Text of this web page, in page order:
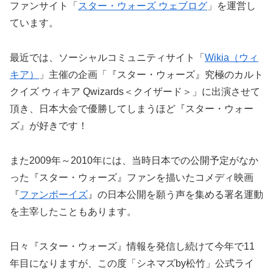
ファンサイト「 スター・ウォーズ ウェブログ 」を運営し
ています。
最近では、ソーシャルコミュニティサイト「 Wikia（ウィ
キア）
」主催の企画「『スター・ウォーズ』究極のカルト
クイズ ウィキア Qwizards＜クイザード＞」に出演させて
頂き、日本大会で優勝してしまうほど『スター・ウォー
ズ』が好きです！
また2009年～2010年には、当時日本での公開予定がなか
った『スター・ウォーズ』ファンを描いたコメディ映画
『ファンボーイズ 』の日本公開を願う声を集める署名運動
を主宰したこともあります。
日々『スター・ウォーズ』情報を発信し続けて今年で11
年目になりますが、この度「シネマズby松竹」公式ライ